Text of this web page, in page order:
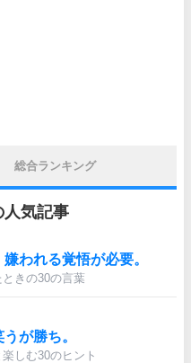
総合ランキング
人気記事
われる覚悟が必要。
ときの30の言葉
が勝ち。
しむ30のヒント